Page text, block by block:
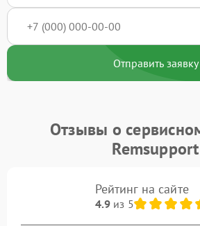
Отправить заявку
Отзывы о
Remsupport
Рейтинг на сайте
4.9из 5